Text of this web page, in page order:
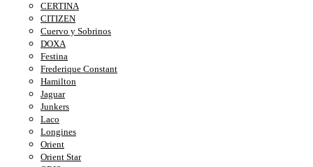
CERTINA
CITIZEN
Cuervo y Sobrinos
DOXA
Festina
Frederique Constant
Hamilton
Jaguar
Junkers
Laco
Longines
Orient
Orient Star